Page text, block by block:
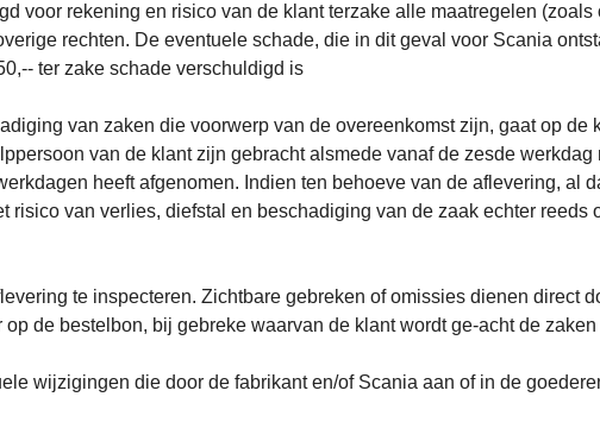
voor rekening en risico van de klant terzake alle maatregelen
rechten. De eventuele schade, die in dit geval voor Scania
ter zake schade verschuldigd is
van zaken die voorwerp van de overeenkomst zijn, gaat op
van de klant zijn gebracht alsmede vanaf de zesde
heeft afgenomen. Indien ten behoeve van de aflevering, al
risico van verlies, diefstal en beschadiging van de zaak echter reeds
te inspecteren. Zichtbare gebreken of omissies dienen direct
de bestelbon, bij gebreke waarvan de klant wordt ge-acht de
wijzigingen die door de fabrikant en/of Scania aan of in de